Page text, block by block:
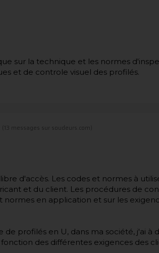
sur la technique et les normes
et de controle visuel des profilés.
(13 messages sur soudeurs.com)
d'accès. Les codes et normes à
et du client. Les procédures de
normes en application et sur les
profilés en U, dans ma société, j'ai à
des différentes exigences des